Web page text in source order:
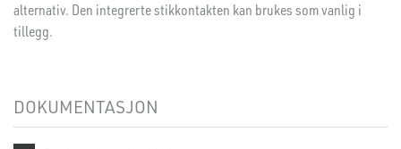
alternativ. Den integrerte stikkontakten kan brukes som vanlig i
tillegg.
DOKUMENTASJON